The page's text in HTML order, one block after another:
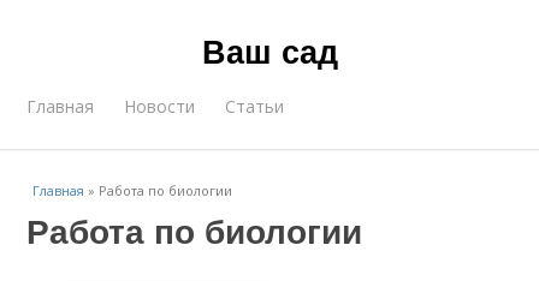
Ваш сад
Главная Новости Статьи
Главная » Работа по биологии
Работа по биологии